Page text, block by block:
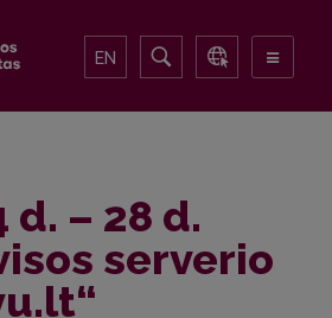
EN
d. – 28 d.
serverio